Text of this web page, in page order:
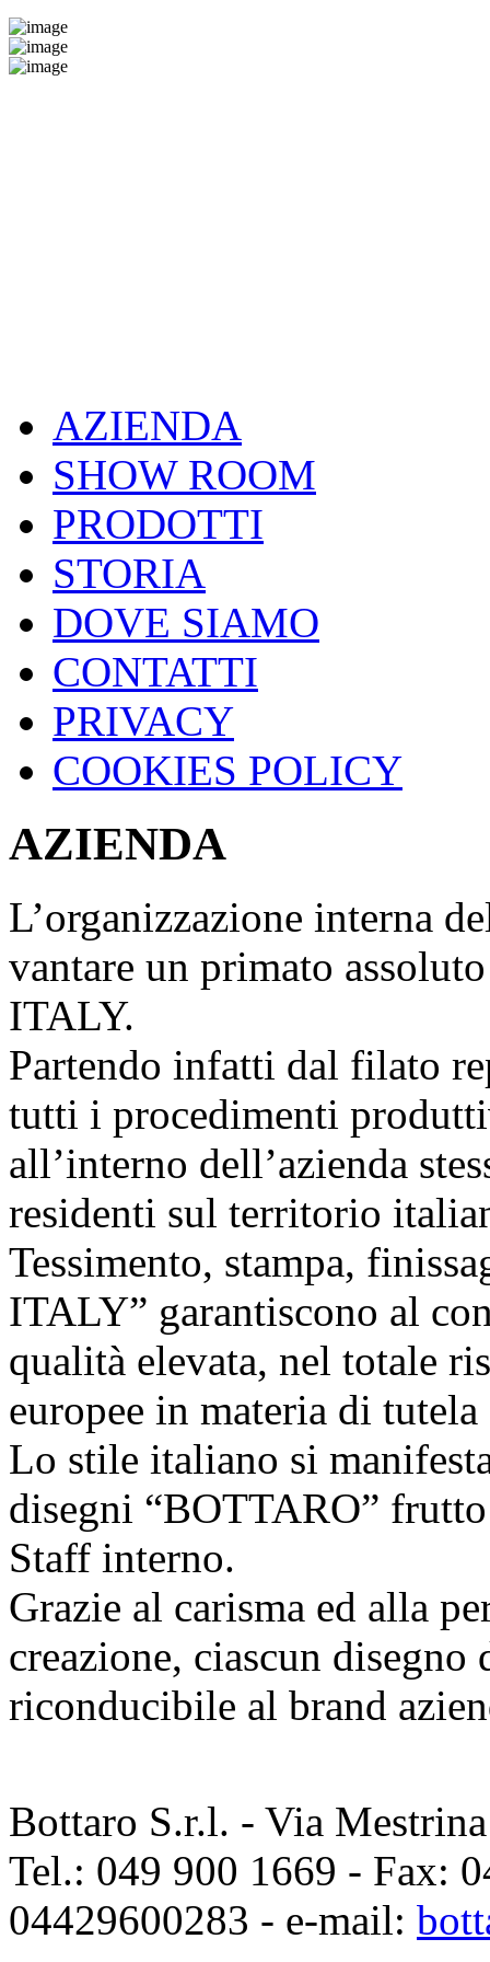
AZIENDA
SHOW ROOM
PRODOTTI
STORIA
DOVE SIAMO
CONTATTI
PRIVACY
COOKIES POLICY
AZIENDA
L’organizzazione interna
vantare un primato
ITALY.
Partendo infatti dal filato
tutti i procedimenti
all’interno dell’azienda
residenti sul territorio
Tessimento, stampa,
ITALY” garantiscono al
qualità elevata, nel totale
europee in materia di
Lo stile italiano si
disegni “BOTTARO”
Staff interno.
Grazie al carisma ed alla
creazione, ciascun
riconducibile al brand
Bottaro S.r.l. - Via
Tel.: 049 900 1669 - Fax:
04429600283 - e-mail: